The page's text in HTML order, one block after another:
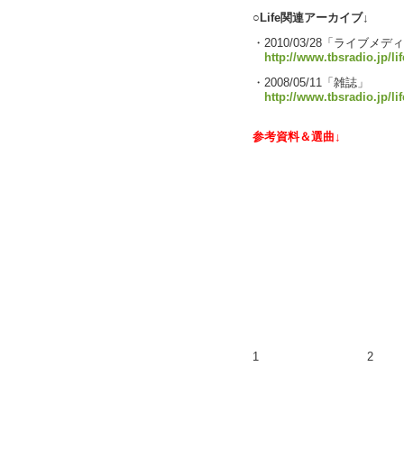
○Life関連アーカイブ↓
・2010/03/28「ライブメデ
http://www.tbsradio.jp/
・2008/05/11「雑誌」
http://www.tbsradio.jp/
参考資料＆選曲↓
1 2